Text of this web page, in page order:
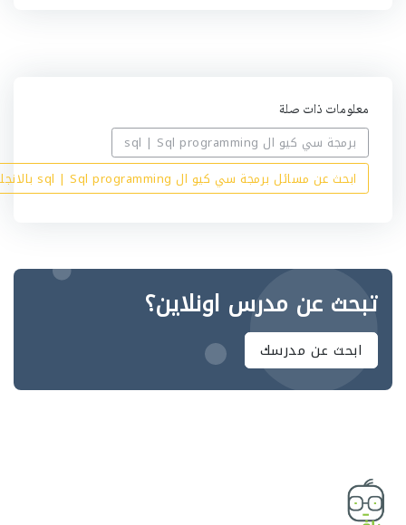
معلومات ذات صلة
برمجة سي كيو ال sql | Sql programming
ابحث عن مسائل برمجة سي كيو ال sql | Sql programming بالانجليزي
تبحث عن مدرس اونلاين؟
ابحث عن مدرسك